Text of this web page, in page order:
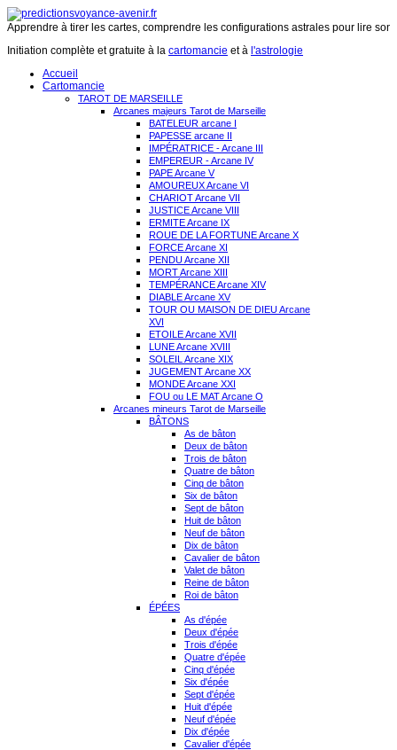
Apprendre à tirer les cartes, comprendre les configurations astrales pour lire
Initiation complète et gratuite à la cartomancie et à l'astrologie
Accueil
Cartomancie
TAROT DE MARSEILLE
Arcanes majeurs Tarot de Marseille
BATELEUR arcane I
PAPESSE arcane II
IMPÉRATRICE - Arcane III
EMPEREUR - Arcane IV
PAPE Arcane V
AMOUREUX Arcane VI
CHARIOT Arcane VII
JUSTICE Arcane VIII
ERMITE Arcane IX
ROUE DE LA FORTUNE Arcane X
FORCE Arcane XI
PENDU Arcane XII
MORT Arcane XIII
TEMPÉRANCE Arcane XIV
DIABLE Arcane XV
TOUR OU MAISON DE DIEU Arcane
XVI
ETOILE Arcane XVII
LUNE Arcane XVIII
SOLEIL Arcane XIX
JUGEMENT Arcane XX
MONDE Arcane XXI
FOU ou LE MAT Arcane O
Arcanes mineurs Tarot de Marseille
BÂTONS
As de bâton
Deux de bâton
Trois de bâton
Quatre de bâton
Cinq de bâton
Six de bâton
Sept de bâton
Huit de bâton
Neuf de bâton
Dix de bâton
Cavalier de bâton
Valet de bâton
Reine de bâton
Roi de bâton
ÉPÉES
As d'épée
Deux d'épée
Trois d'épée
Quatre d'épée
Cinq d'épée
Six d'épée
Sept d'épée
Huit d'épée
Neuf d'épée
Dix d'épée
Cavalier d'épée